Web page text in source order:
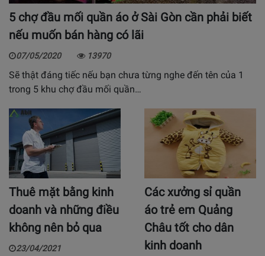
5 chợ đầu mối quần áo ở Sài Gòn cần phải biết
nếu muốn bán hàng có lãi
07/05/2020 13970
Sẽ thật đáng tiếc nếu bạn chưa từng nghe đến tên của 1
trong 5 khu chợ đầu mối quần…
Thuê mặt bằng kinh
doanh và những điều
không nên bỏ qua
23/04/2021
Các xưởng sỉ quần
áo trẻ em Quảng
Châu tốt cho dân
kinh doanh